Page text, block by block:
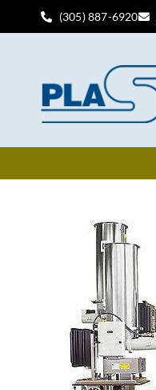
(305) 887-6920